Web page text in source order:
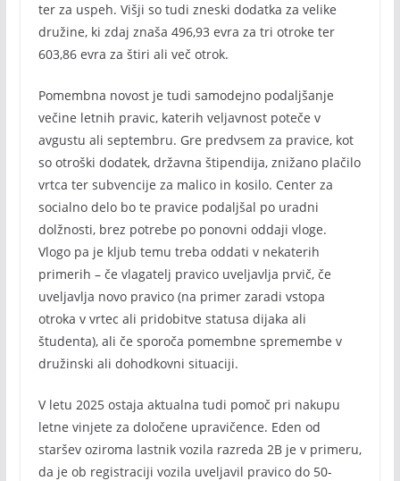
ter za uspeh. Višji so tudi zneski dodatka za velike
družine, ki zdaj znaša 496,93 evra za tri otroke ter
603,86 evra za štiri ali več otrok.
Pomembna novost je tudi samodejno podaljšanje
večine letnih pravic, katerih veljavnost poteče v
avgustu ali septembru. Gre predvsem za pravice, kot
so otroški dodatek, državna štipendija, znižano plačilo
vrtca ter subvencije za malico in kosilo. Center za
socialno delo bo te pravice podaljšal po uradni
dolžnosti, brez potrebe po ponovni oddaji vloge.
Vlogo pa je kljub temu treba oddati v nekaterih
primerih – če vlagatelj pravico uveljavlja prvič, če
uveljavlja novo pravico (na primer zaradi vstopa
otroka v vrtec ali pridobitve statusa dijaka ali
študenta), ali če sporoča pomembne spremembe v
družinski ali dohodkovni situaciji.
V letu 2025 ostaja aktualna tudi pomoč pri nakupu
letne vinjete za določene upravičence. Eden od
staršev oziroma lastnik vozila razreda 2B je v primeru,
da je ob registraciji vozila uveljavil pravico do 50-